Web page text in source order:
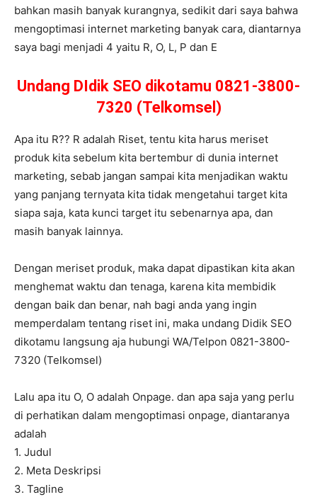
bahkan masih banyak kurangnya, sedikit dari saya bahwa
mengoptimasi internet marketing banyak cara, diantarnya
saya bagi menjadi 4 yaitu R, O, L, P dan E
Undang DIdik SEO dikotamu 0821-3800-
7320 (Telkomsel)
Apa itu R?? R adalah Riset, tentu kita harus meriset
produk kita sebelum kita bertembur di dunia internet
marketing, sebab jangan sampai kita menjadikan waktu
yang panjang ternyata kita tidak mengetahui target kita
siapa saja, kata kunci target itu sebenarnya apa, dan
masih banyak lainnya.
Dengan meriset produk, maka dapat dipastikan kita akan
menghemat waktu dan tenaga, karena kita membidik
dengan baik dan benar, nah bagi anda yang ingin
memperdalam tentang riset ini, maka undang Didik SEO
dikotamu langsung aja hubungi WA/Telpon 0821-3800-
7320 (Telkomsel)
Lalu apa itu O, O adalah Onpage. dan apa saja yang perlu
di perhatikan dalam mengoptimasi onpage, diantaranya
adalah
1. Judul
2. Meta Deskripsi
3. Tagline